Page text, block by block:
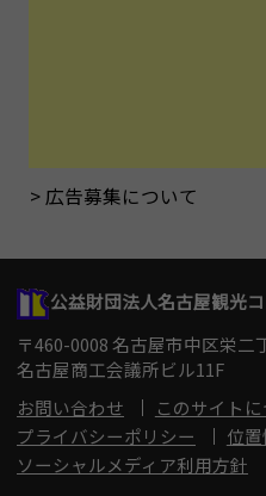
広告募集について
公益財団法人名古屋観光
〒460-0008 名古屋市中区栄二
名古屋商工会議所ビル11F
お問い合わせ
このサイト
プライバシーポリシー
位
ソーシャルメディア利用方針